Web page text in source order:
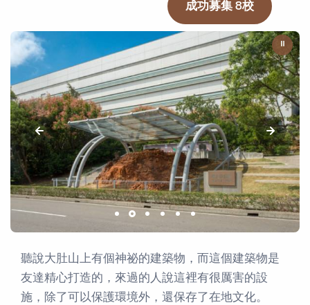
成功募集 8校
⏸
聽說大肚山上有個神祕的建築物，而這個建築物是
友達精心打造的，來過的人說這裡有很厲害的設
施，除了可以保護環境外，還保存了在地文化。